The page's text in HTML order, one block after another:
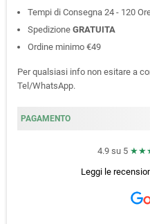
Tempi di Consegna 24 - 120
Spedizione GRATUITA
Ordine minimo €49
Per qualsiasi info non esitare a
Tel/WhatsApp.
PAGAMENTO
4.9 su 5
Leggi le